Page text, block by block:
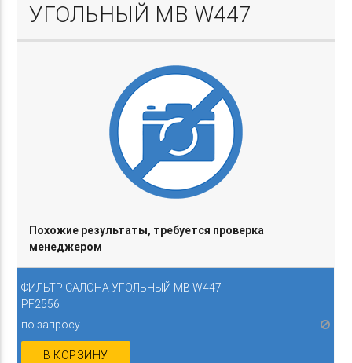
УГОЛЬНЫЙ MB W447
ФИЛЬТР САЛОНА УГОЛЬНЫЙ MB W447
PF2556
по запросу
В КОРЗИНУ
Похожие результаты, требуется проверка
менеджером